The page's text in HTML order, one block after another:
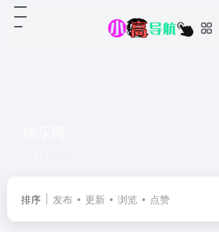
排序 发布 更新 浏览 点赞